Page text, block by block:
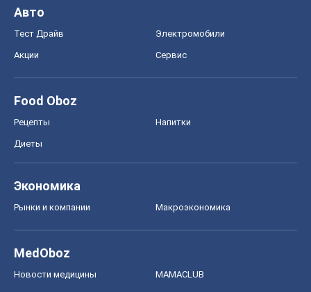
Авто
Тест Драйв Электромобили
Акции Сервис
Food Oboz
Рецепты Напитки
Диеты
Экономика
Рынки и компании Mакроэкономика
MedOboz
Новости медицины MAMACLUB